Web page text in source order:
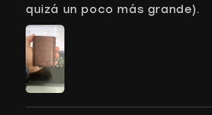
quizá un poco más grande).